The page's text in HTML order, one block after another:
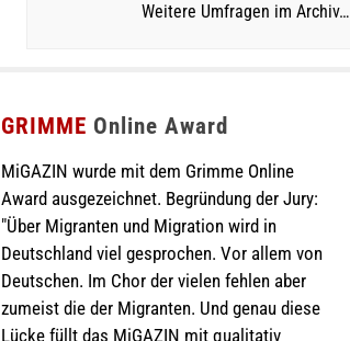
Weitere Umfragen im Archiv…
GRIMME Online Award
MiGAZIN wurde mit dem Grimme Online
Award ausgezeichnet. Begründung der Jury:
"Über Migranten und Migration wird in
Deutschland viel gesprochen. Vor allem von
Deutschen. Im Chor der vielen fehlen aber
zumeist die der Migranten. Und genau diese
Lücke füllt das MiGAZIN mit qualitativ